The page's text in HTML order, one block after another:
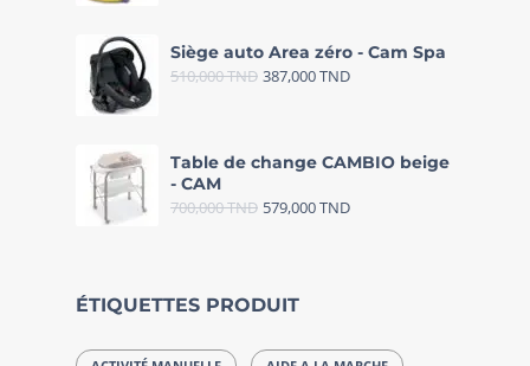
Siège auto Area zéro - Cam Spa
510,000TND 387,000TND
Table de change CAMBIO beige
- CAM
700,000TND 579,000TND
ÉTIQUETTES PRODUIT